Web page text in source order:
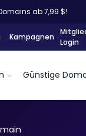
ab 7,99 $!
Kampagnen
Login
Günstige